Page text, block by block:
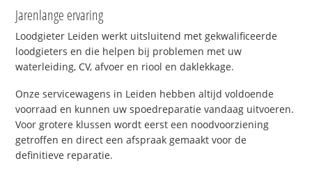
Jarenlange ervaring
Loodgieter Leiden werkt uitsluitend met gekwalificeerde
loodgieters en die helpen bij problemen met uw
waterleiding, CV, afvoer en riool en daklekkage.
Onze servicewagens in Leiden hebben altijd voldoende
voorraad en kunnen uw spoedreparatie vandaag uitvoeren.
Voor grotere klussen wordt eerst een noodvoorziening
getroffen en direct een afspraak gemaakt voor de
definitieve reparatie.